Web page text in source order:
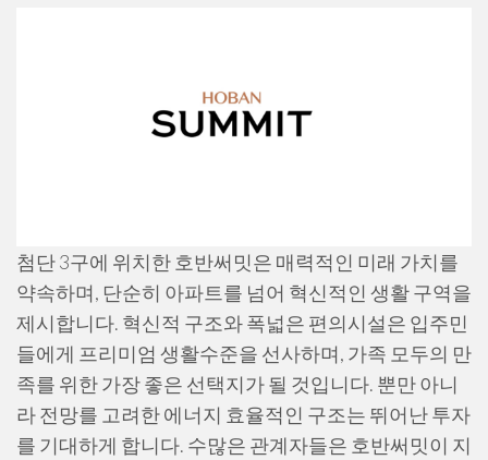
첨단 3구에 위치한 호반써밋은 매력적인 미래 가치를
약속하며, 단순히 아파트를 넘어 혁신적인 생활 구역을
제시합니다. 혁신적 구조와 폭넓은 편의시설은 입주민
들에게 프리미엄 생활수준을 선사하며, 가족 모두의 만
족를 위한 가장 좋은 선택지가 될 것입니다. 뿐만 아니
라 전망를 고려한 에너지 효율적인 구조는 뛰어난 투자
를 기대하게 합니다. 수많은 관계자들은 호반써밋이 지